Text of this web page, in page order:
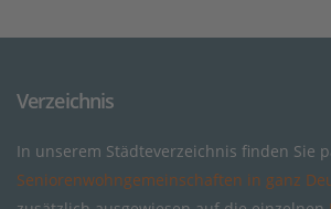
Verzeichnis
In unserem Städteverzeichnis finden Sie
Seniorenwohngemeinschaften in ganz